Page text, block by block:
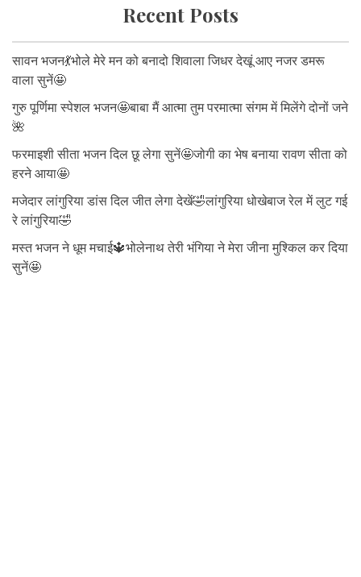
Recent Posts
सावन भजन💃भोले मेरे मन को बनादो शिवाला जिधर देखूं आए नजर डमरू
वाला सुनें🤩
गुरु पूर्णिमा स्पेशल भजन🤩बाबा मैं आत्मा तुम परमात्मा संगम में मिलेंगे दोनों जने
🌺
फरमाइशी सीता भजन दिल छू लेगा सुनें🤩जोगी का भेष बनाया रावण सीता को
हरने आया🤩
मजेदार लांगुरिया डांस दिल जीत लेगा देखें🤣लांगुरिया धोखेबाज रेल में लुट गई
रे लांगुरिया🤣
मस्त भजन ने धूम मचाई🔱भोलेनाथ तेरी भंगिया ने मेरा जीना मुश्किल कर दिया
सुनें🤩